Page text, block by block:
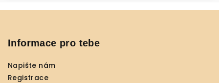
Informace pro tebe
Napište nám
Registrace